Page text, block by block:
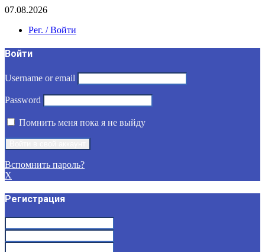
07.08.2026
Рег. / Войти
Войти
Username or email
Password
Помнить меня пока я не выйду
Вспомнить пароль?
X
Регистрация